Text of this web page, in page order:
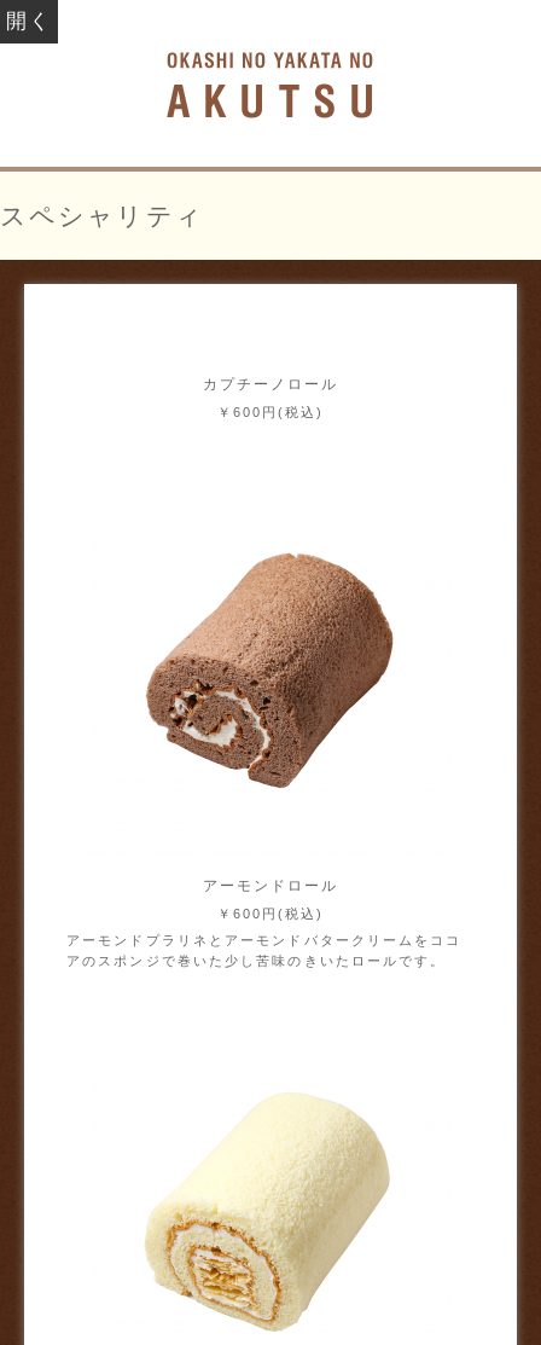
開く
スペシャリティ
カプチーノロール
￥600円(税込)
アーモンドロール
￥600円(税込)
アーモンドプラリネとアーモンドバタークリームをココ
アのスポンジで巻いた少し苦味のきいたロールです。